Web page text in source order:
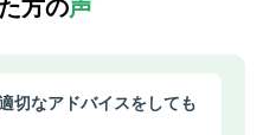
方の声
切なアドバイスをしても